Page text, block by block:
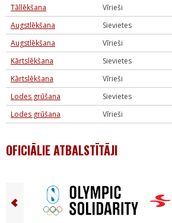
Tāllēkšana
Vīrieši
Augstlēkšana
Sievietes
Augstlēkšana
Vīrieši
Kārtslēkšana
Sievietes
Kārtslēkšana
Vīrieši
Lodes grūšana
Sievietes
Lodes grūšana
Vīrieši
OFICIĀLIE ATBALSTĪTĀJI